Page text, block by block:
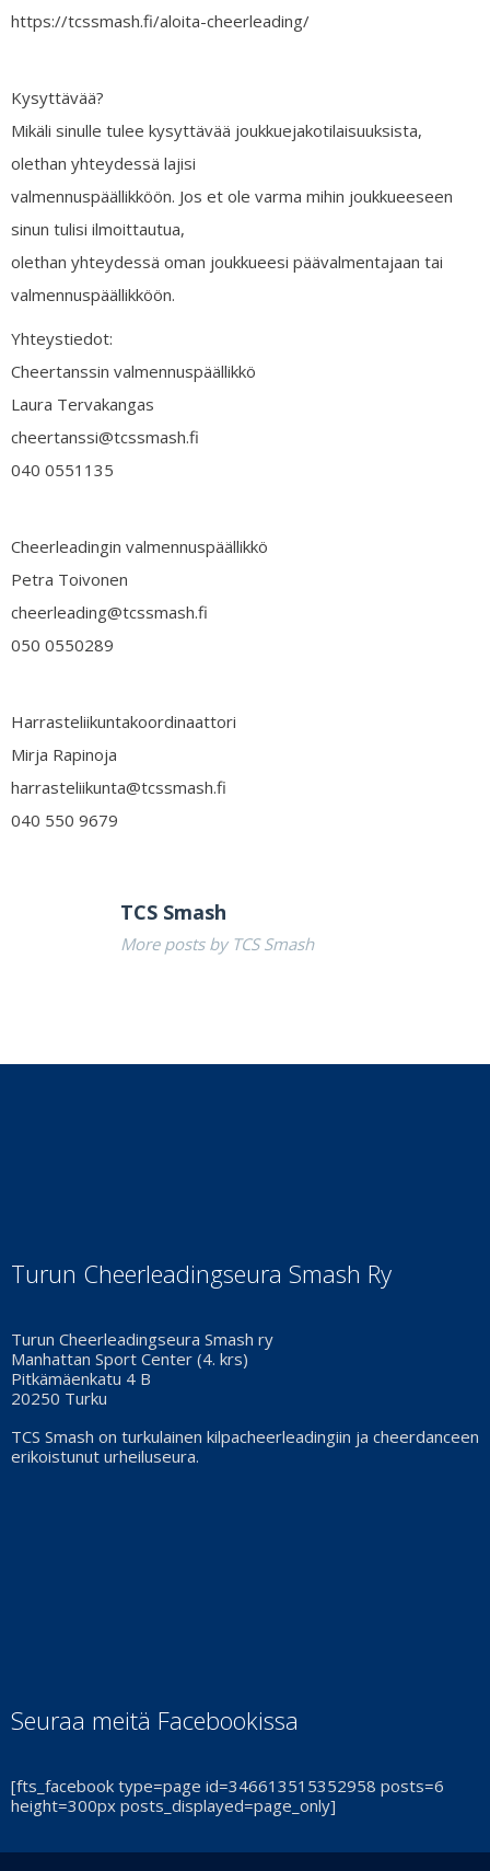
https://tcssmash.fi/aloita-cheerleading/
Kysyttävää?
Mikäli sinulle tulee kysyttävää joukkuejakotilaisuuksista,
olethan yhteydessä lajisi
valmennuspäällikköön. Jos et ole varma mihin joukkueeseen
sinun tulisi ilmoittautua,
olethan yhteydessä oman joukkueesi päävalmentajaan tai
valmennuspäällikköön.
Yhteystiedot:
Cheertanssin valmennuspäällikkö
Laura Tervakangas
cheertanssi@tcssmash.fi
040 0551135
Cheerleadingin valmennuspäällikkö
Petra Toivonen
cheerleading@tcssmash.fi
050 0550289
Harrasteliikuntakoordinaattori
Mirja Rapinoja
harrasteliikunta@tcssmash.fi
040 550 9679
TCS Smash
More posts by TCS Smash
Turun Cheerleadingseura Smash Ry
Turun Cheerleadingseura Smash ry
Manhattan Sport Center (4. krs)
Pitkämäenkatu 4 B
20250 Turku
TCS Smash on turkulainen kilpacheerleadingiin ja cheerdanceen
erikoistunut urheiluseura.
Seuraa meitä Facebookissa
[fts_facebook type=page id=346613515352958 posts=6
height=300px posts_displayed=page_only]